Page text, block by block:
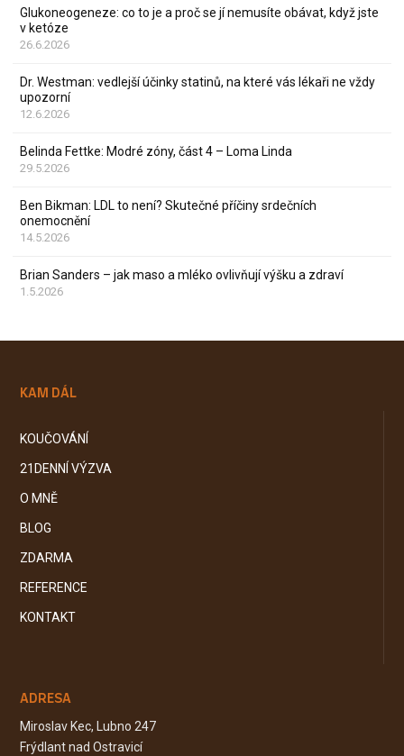
Glukoneogeneze: co to je a proč se jí nemusíte obávat, když jste
v ketóze
26.6.2026
Dr. Westman: vedlejší účinky statinů, na které vás lékaři ne vždy
upozorní
12.6.2026
Belinda Fettke: Modré zóny, část 4 – Loma Linda
29.5.2026
Ben Bikman: LDL to není? Skutečné příčiny srdečních
onemocnění
14.5.2026
Brian Sanders – jak maso a mléko ovlivňují výšku a zdraví
1.5.2026
KAM DÁL
KOUČOVÁNÍ
21DENNÍ VÝZVA
O MNĚ
BLOG
ZDARMA
REFERENCE
KONTAKT
ADRESA
Miroslav Kec, Lubno 247
Frýdlant nad Ostravicí